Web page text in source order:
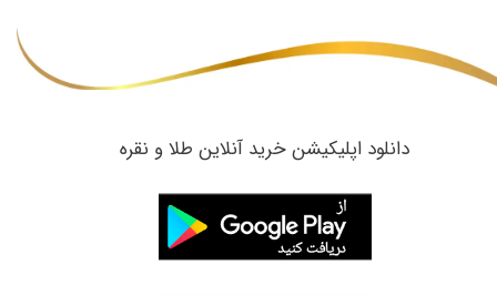
​دانلود اپلیکیشن خرید آنلاین طلا و نقره